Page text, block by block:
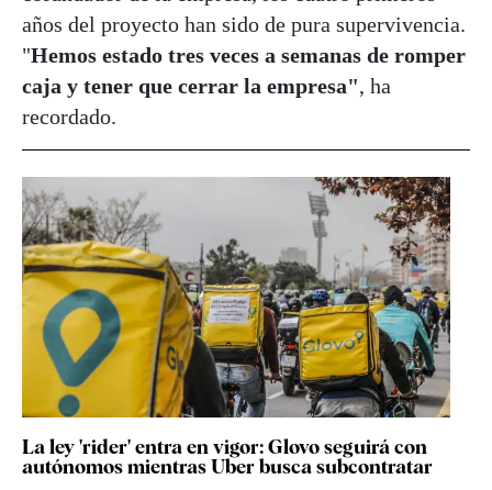
años del proyecto han sido de pura supervivencia.
"Hemos estado tres veces a semanas de romper
caja y tener que cerrar la empresa", ha
recordado.
La ley 'rider' entra en vigor: Glovo seguirá con
autónomos mientras Uber busca subcontratar